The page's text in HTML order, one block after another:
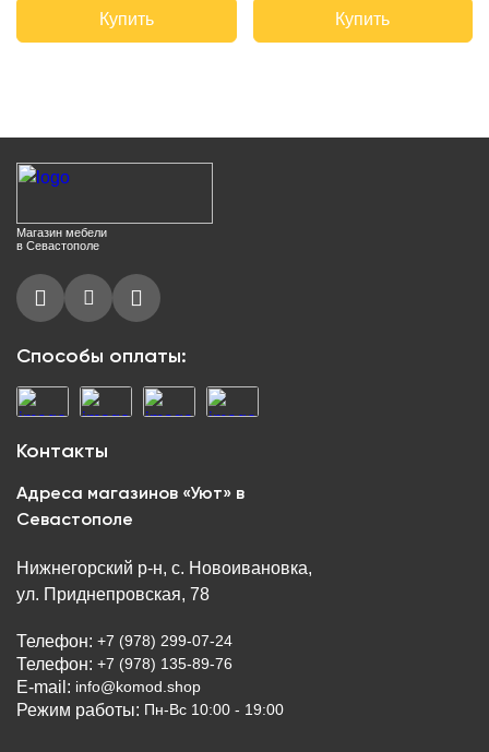
Купить Купить
Магазин мебели
в Севастополе
Способы оплаты:
Контакты
Адреса магазинов «Уют» в
Севастополе
Нижнегорский р-н, с. Новоивановка,
ул. Приднепровская, 78
Телефон: +7 (978) 299-07-24
Телефон: +7 (978) 135-89-76
E-mail: info@komod.shop
Режим работы: Пн-Вс 10:00 - 19:00